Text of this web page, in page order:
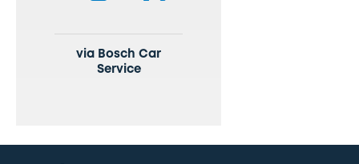
via Bosch Car
Service